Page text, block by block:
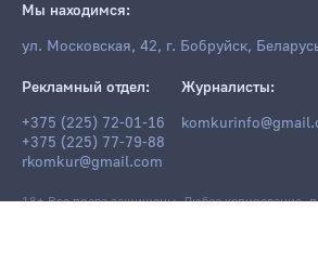
Мы находимся:
ул. Московская, 42, г. Бобруйск,
Рекламный отдел:
+375 (225) 72-01-16
+375 (225) 77-79-88
rkomkur@gmail.com
Журналисты:
18+ Все права защищены. Любое копирование,